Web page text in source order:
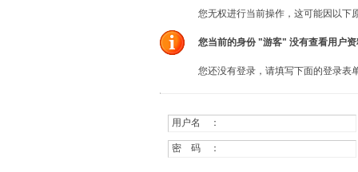
您无权进行当前操作，这可能因以下
您当前的身份 "游客" 没有查看用户
您还没有登录，请填写下面的登录表
用户名 ：
密 码 ：